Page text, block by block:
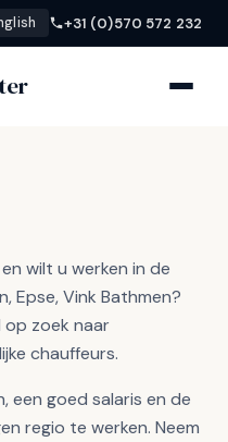
+31 (0)570 572 232
wilt u werken in de
Epse, Vink Bathmen?
zoek naar
chauffeurs.
een goed salaris en de
regio te werken. Neem